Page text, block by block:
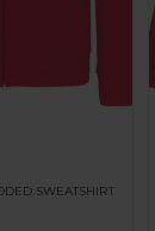
SWEATSHIRT